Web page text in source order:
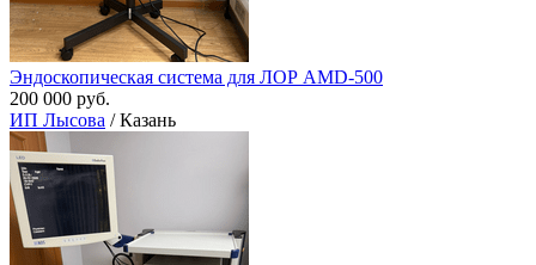
Эндоскопическая система для ЛОР AMD-500
200 000 руб.
ИП Лысова / Казань